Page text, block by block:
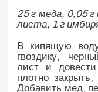
25 г меда, 0,05 г
листа, 1 г
В кипящую
гвоздику,
лист и
плотно
Добавить мед,